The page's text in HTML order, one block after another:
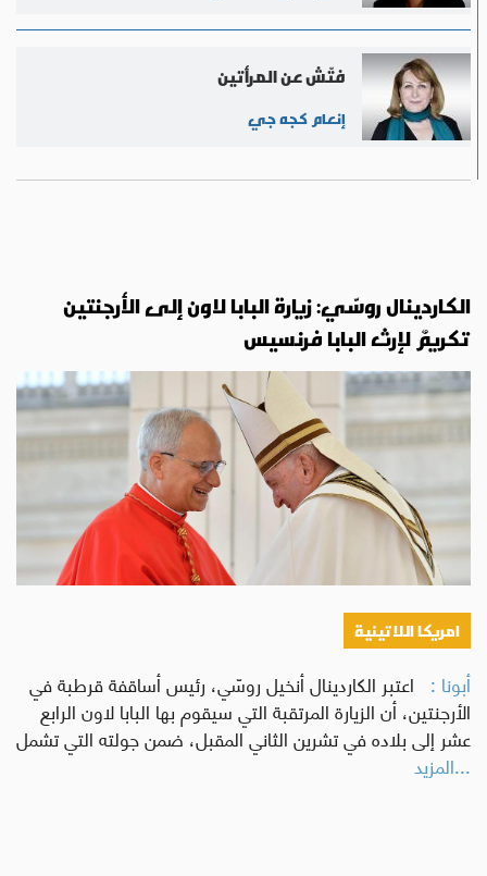
فتّش عن المرأتين
إنعام كجه جي
الكاردينال روسّي: زيارة البابا لاون إلى الأرجنتين
تكريمٌ لإرث البابا فرنسيس
امريكا اللاتينية
أبونا : اعتبر الكاردينال أنخيل روسّي، رئيس أساقفة قرطبة في
الأرجنتين، أن الزيارة المرتقبة التي سيقوم بها البابا لاون الرابع
عشر إلى بلاده في تشرين الثاني المقبل، ضمن جولته التي تشمل
...المزيد